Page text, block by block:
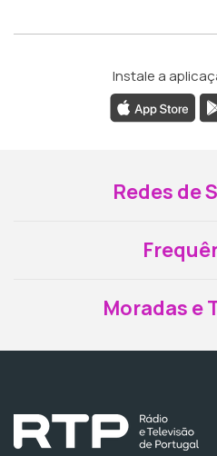
Instale a
Redes de
Moradas e